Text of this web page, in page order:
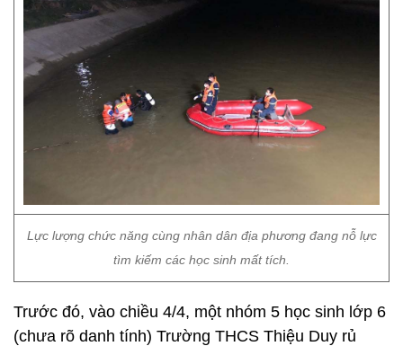
Lực lượng chức năng cùng nhân dân địa phương đang nỗ lực
tìm kiếm các học sinh mất tích.
Trước đó, vào chiều 4/4, một nhóm 5 học sinh lớp 6
(chưa rõ danh tính) Trường THCS Thiệu Duy rủ